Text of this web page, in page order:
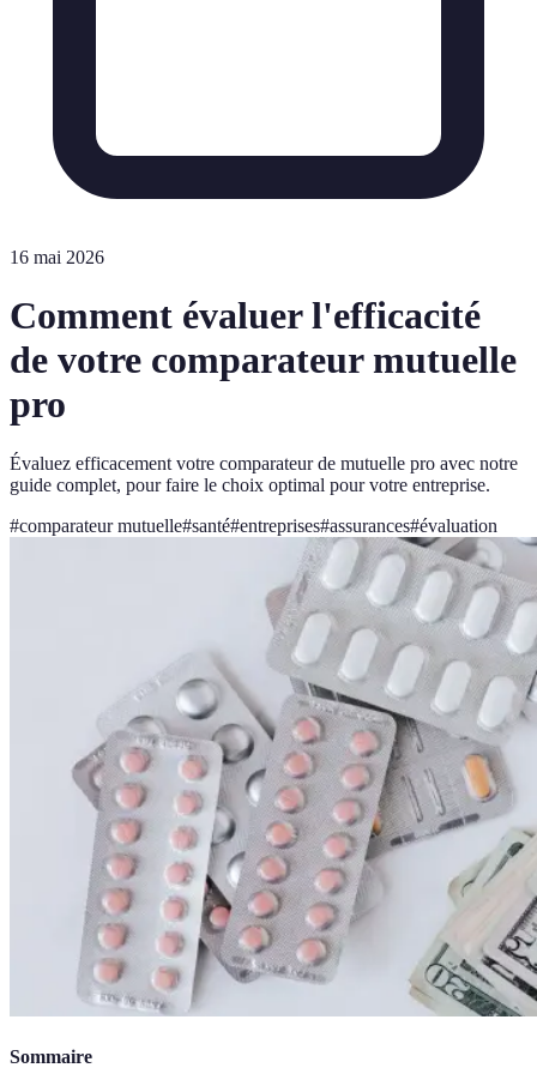
16 mai 2026
Comment évaluer l'efficacité
de votre comparateur mutuelle
pro
Évaluez efficacement votre comparateur de mutuelle pro avec notre
guide complet, pour faire le choix optimal pour votre entreprise.
#comparateur mutuelle#santé#entreprises#assurances#évaluation
Sommaire